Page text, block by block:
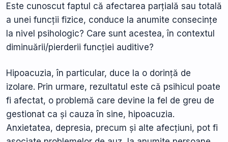
Este cunoscut faptul că afectarea parțială sau totală
a unei funcții fizice, conduce la anumite consecințe
la nivel psihologic? Care sunt acestea, în contextul
diminuării/pierderii funcției auditive?
Hipoacuzia, în particular, duce la o dorință de
izolare. Prin urmare, rezultatul este că psihicul poate
fi afectat, o problemă care devine la fel de greu de
gestionat ca și cauza în sine, hipoacuzia.
Anxietatea, depresia, precum și alte afecțiuni, pot fi